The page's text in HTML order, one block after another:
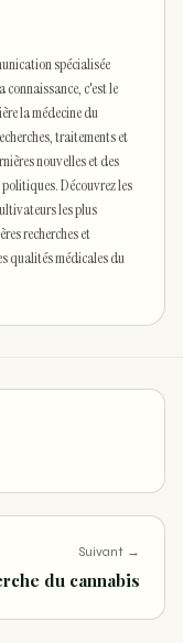
spécialisée
connaissance, c'est le
la médecine du
traitements et
nouvelles et des
Découvrez les
les plus
recherches et
qualités médicales du
Suivant →
du cannabis